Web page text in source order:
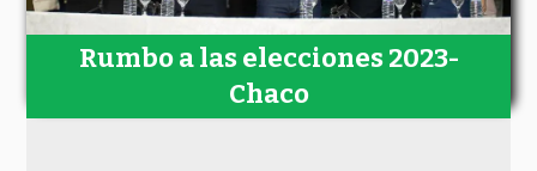
Rumbo a las elecciones 2023-
Chaco